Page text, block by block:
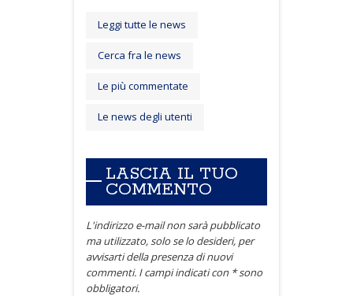
Leggi tutte le news
Cerca fra le news
Le più commentate
Le news degli utenti
LASCIA IL TUO
COMMENTO
L'indirizzo e-mail non sarà pubblicato
ma utilizzato, solo se lo desideri, per
avvisarti della presenza di nuovi
commenti. I campi indicati con * sono
obbligatori.